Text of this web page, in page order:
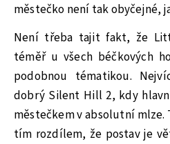
městečko není tak obyčejné,
Není třeba tajit fakt, že
téměř u všech béčkových
podobnou tématikou.
dobrý Silent Hill 2, kdy
městečkem v absolutní mlze.
tím rozdílem, že postav je